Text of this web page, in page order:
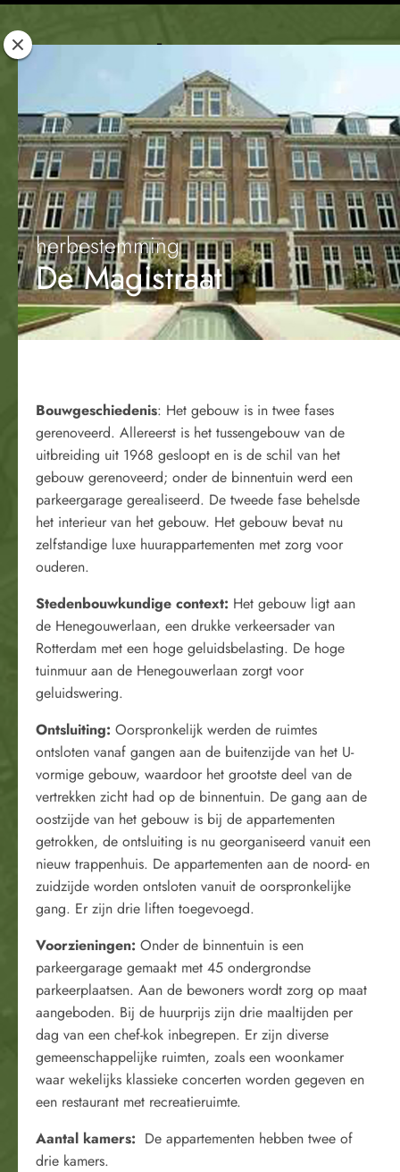
Rotterdam
Woont
herbestemming
De Magistraat
Bouwgeschiedenis: Het gebouw is in twee fases
gerenoveerd. Allereerst is het tussengebouw van de
uitbreiding uit 1968 gesloopt en is de schil van het
gebouw gerenoveerd; onder de binnentuin werd een
parkeergarage gerealiseerd. De tweede fase behelsde
het interieur van het gebouw. Het gebouw bevat nu
zelfstandige luxe huurappartementen met zorg voor
ouderen.
Stedenbouwkundige context: Het gebouw ligt aan
de Henegouwerlaan, een drukke verkeersader van
Rotterdam met een hoge geluidsbelasting. De hoge
tuinmuur aan de Henegouwerlaan zorgt voor
geluidswering.
Ontsluiting: Oorspronkelijk werden de ruimtes
ontsloten vanaf gangen aan de buitenzijde van het U-
vormige gebouw, waardoor het grootste deel van de
vertrekken zicht had op de binnentuin. De gang aan de
oostzijde van het gebouw is bij de appartementen
getrokken, de ontsluiting is nu georganiseerd vanuit een
nieuw trappenhuis. De appartementen aan de noord- en
zuidzijde worden ontsloten vanuit de oorspronkelijke
gang. Er zijn drie liften toegevoegd.
Voorzieningen: Onder de binnentuin is een
parkeergarage gemaakt met 45 ondergrondse
parkeerplaatsen. Aan de bewoners wordt zorg op maat
aangeboden. Bij de huurprijs zijn drie maaltijden per
dag van een chef-kok inbegrepen. Er zijn diverse
gemeenschappelijke ruimten, zoals een woonkamer
waar wekelijks klassieke concerten worden gegeven en
een restaurant met recreatieruimte.
Aantal kamers: De appartementen hebben twee of
drie kamers.